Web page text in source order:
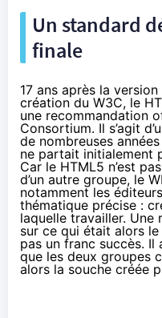
Un standard
finale
17 ans après la
création du W3C, le
une recommandation
Consortium. Il s’agit
de nombreuses
ne partait initialement
Car le HTML5 n’est
d’un autre groupe, le
notamment les
thématique précise :
laquelle travailler. Une
sur ce qui était alors
pas un franc succès.
que les deux groupes
alors la souche créée